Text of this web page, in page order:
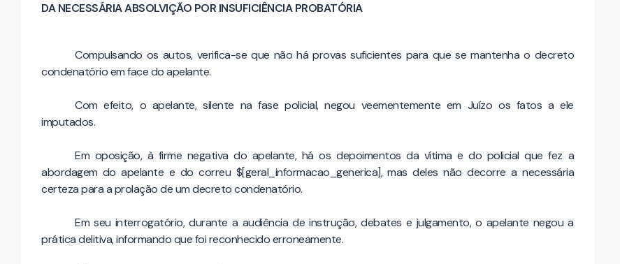
DA NECESSÁRIA ABSOLVIÇÃO POR INSUFICIÊNCIA PROBATÓRIA
Compulsando os autos, verifica-se que não há provas suficientes para que se mantenha o decreto
condenatório em face do apelante.
Com efeito, o apelante, silente na fase policial, negou veementemente em Juízo os fatos a ele
imputados.
Em oposição, à firme negativa do apelante, há os depoimentos da vítima e do policial que fez a
abordagem do apelante e do correu $[geral_informacao_generica], mas deles não decorre a necessária
certeza para a prolação de um decreto condenatório.
Em seu interrogatório, durante a audiência de instrução, debates e julgamento, o apelante negou a
prática delitiva, informando que foi reconhecido erroneamente.